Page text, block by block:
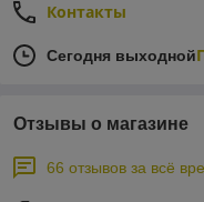
Контакты
Сегодня выходной
Отзывы о магазине
66 отзывов за всё